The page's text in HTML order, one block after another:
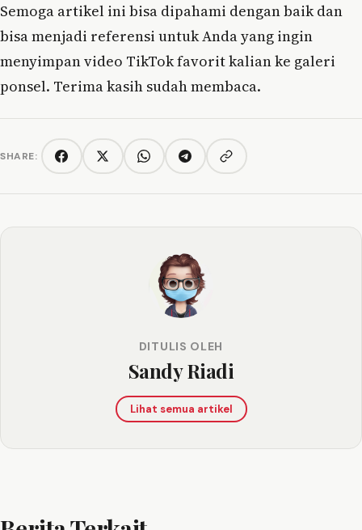
Semoga artikel ini bisa dipahami dengan baik dan
bisa menjadi referensi untuk Anda yang ingin
menyimpan video TikTok favorit kalian ke galeri
ponsel. Terima kasih sudah membaca.
SHARE: FacebookTwitter/XWhatsAppTelegramCopy link
DITULIS OLEH
Sandy Riadi
Lihat semua artikel